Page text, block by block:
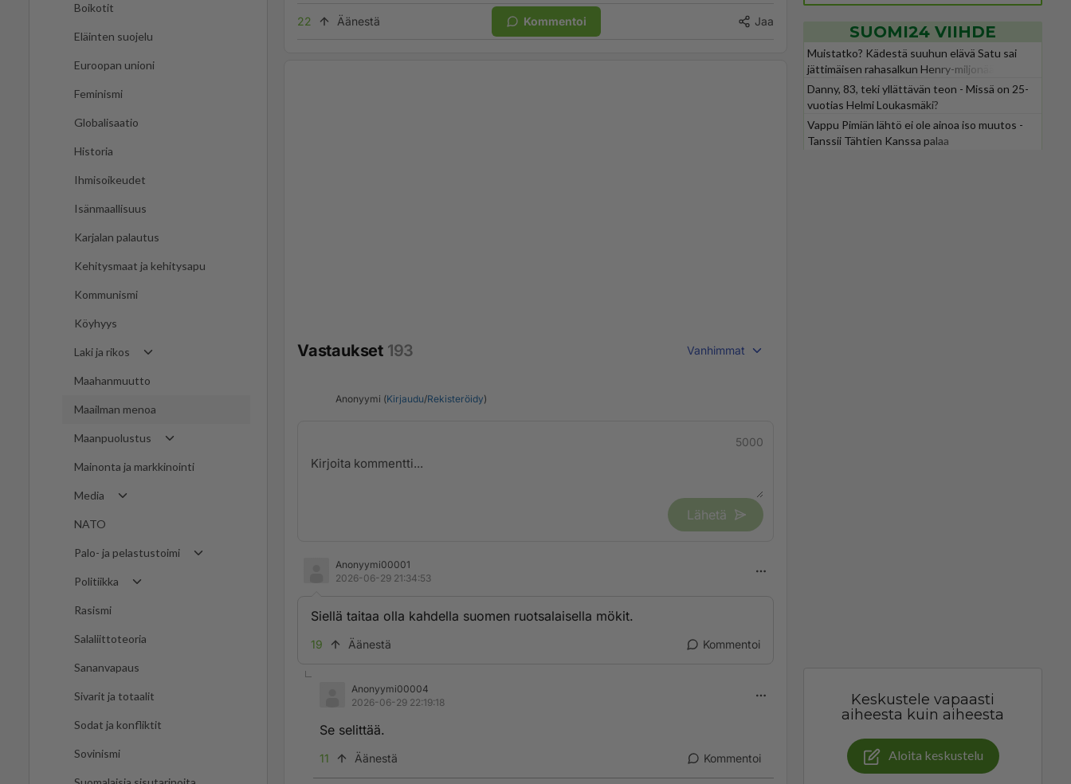
Boikotit
Eläinten suojelu
Euroopan unioni
Feminismi
Globalisaatio
Historia
Ihmisoikeudet
Isänmaallisuus
Karjalan palautus
Kehitysmaat ja kehitysapu
Kommunismi
Köyhyys
Laki ja rikos
Maahanmuutto
Maailman menoa
Maanpuolustus
Mainonta ja markkinointi
Media
NATO
Palo- ja pelastustoimi
Politiikka
Rasismi
Salaliittoteoria
Sananvapaus
Sivarit ja totaalit
Sodat ja konfliktit
Sovinismi
22 Äänestä Kommentoi Jaa
Vastaukset 193 Vanhimmat
Anonyymi (Kirjaudu/Rekisteröidy)
5000
Lähetä
Anonyymi00001
2026-06-29 21:34:53
Siellä taitaa olla kahdella suomen ruotsalaisella mökit.
19 Äänestä Kommentoi
Anonyymi00004
2026-06-29 22:19:18
Se selittää.
11 Äänestä Kommentoi
SUOMI24 VIIHDE
Muistatko? Kädestä suuhun elävä Satu sai
jättimäisen rahasalkun Henry-miljonääriltä
Danny, 83, teki yllättävän teon - Missä on 25-
vuotias Helmi Loukasmäki?
Vappu Pimiän lähtö ei ole ainoa iso muutos -
Tanssii Tähtien Kanssa palaa
Keskustele vapaasti
aiheesta kuin aiheesta
Aloita keskustelu